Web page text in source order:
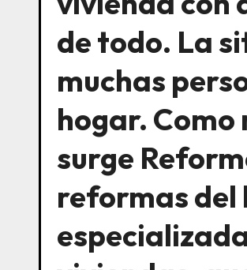
de todo. La
muchas
hogar.
surge
reformas del